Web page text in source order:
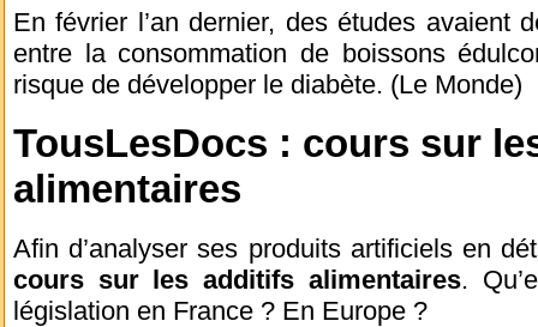
En février l’an dernier, des études avaient
entre la consommation de boissons
risque de développer le diabète. (Le Monde)
TousLesDocs : cours sur
alimentaires
Afin d’analyser ses produits artificiels en
cours sur les additifs alimentaires.
législation en France ? En Europe ?